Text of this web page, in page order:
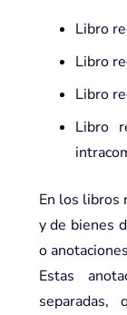
Libro
Libro
Libro
Libro
En los libros
y de bienes
o
Estas